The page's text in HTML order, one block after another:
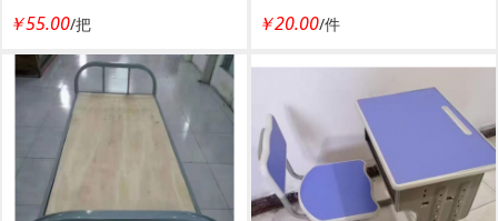
￥55.00/把
人绵榻榻米 加厚 海绵垫被垫
￥20.00/件